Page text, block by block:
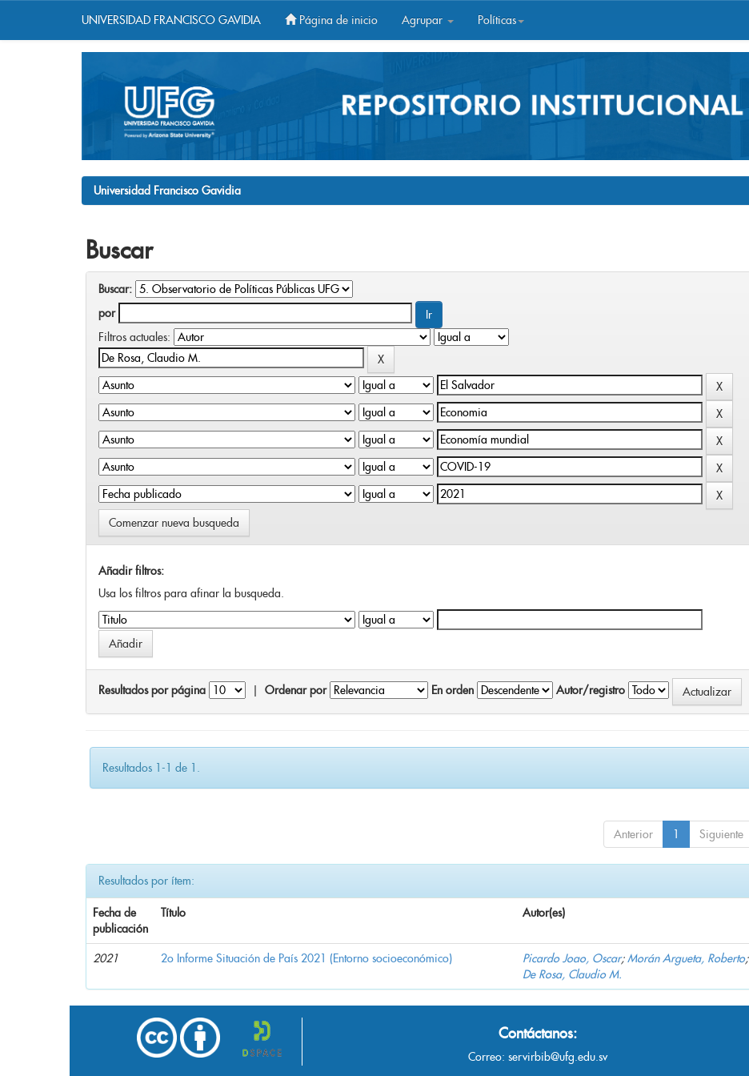
UNIVERSIDAD FRANCISCO GAVIDIA Página de inicio Agrupar Políticas
Universidad Francisco Gavidia
Buscar
Buscar:
por
Filtros actuales:
Comenzar nueva busqueda
Añadir filtros:
Usa los filtros para afinar la busqueda.
Resultados por página Ordenar por En orden Autor/registro
Resultados 1-1 de 1.
Anterior 1 Siguiente
Resultados por ítem:
Fecha de
publicación
Título Autor(es)
2021 2o Informe Situación de País 2021 (Entorno socioeconómico) Picardo Joao, Oscar;Morán Argueta, Roberto;
De Rosa, Claudio M.
Contáctanos:
Correo: servirbib@ufg.edu.sv